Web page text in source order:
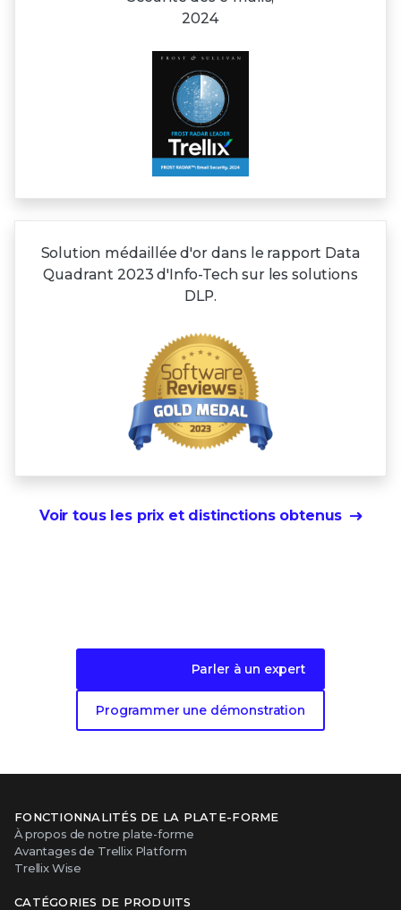
2024
Solution médaillée d'or dans le rapport Data
Quadrant 2023 d'Info-Tech sur les solutions
DLP.
Voir tous les prix et distinctions obtenus
Parler à un expert
Programmer une démonstration
FONCTIONNALITÉS DE LA PLATE-FORME
À propos de notre plate-forme
Avantages de Trellix Platform
Trellix Wise
CATÉGORIES DE PRODUITS